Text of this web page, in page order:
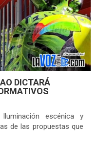
DICTARÁ
escénica y
de las propuestas que